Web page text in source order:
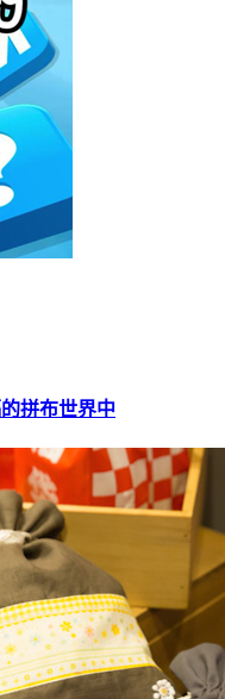
拼布世界中